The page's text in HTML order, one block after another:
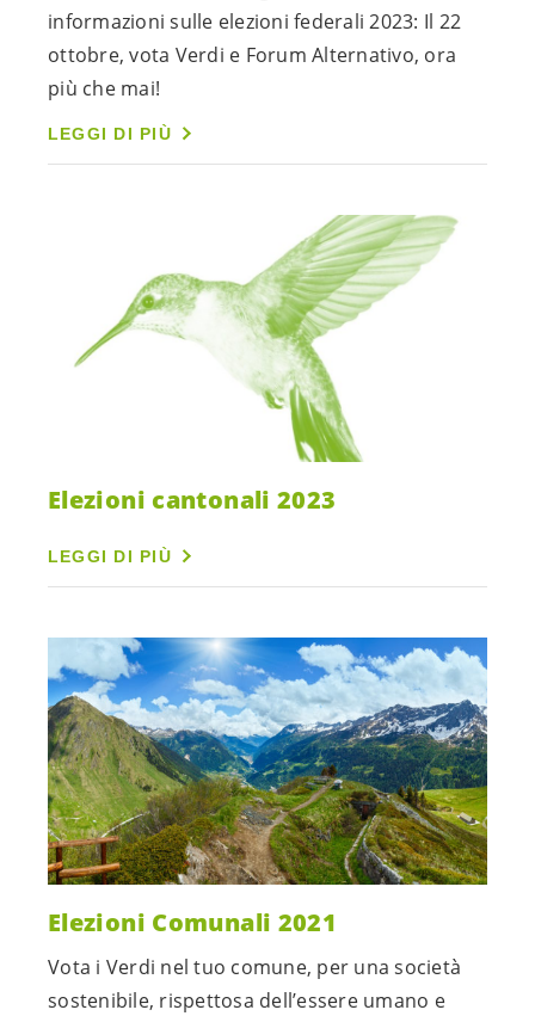
informazioni sulle elezioni federali 2023: Il 22
ottobre, vota Verdi e Forum Alternativo, ora
più che mai!
LEGGI DI PIÙ
Elezioni cantonali 2023
LEGGI DI PIÙ
Elezioni Comunali 2021
Vota i Verdi nel tuo comune, per una società
sostenibile, rispettosa dell’essere umano e